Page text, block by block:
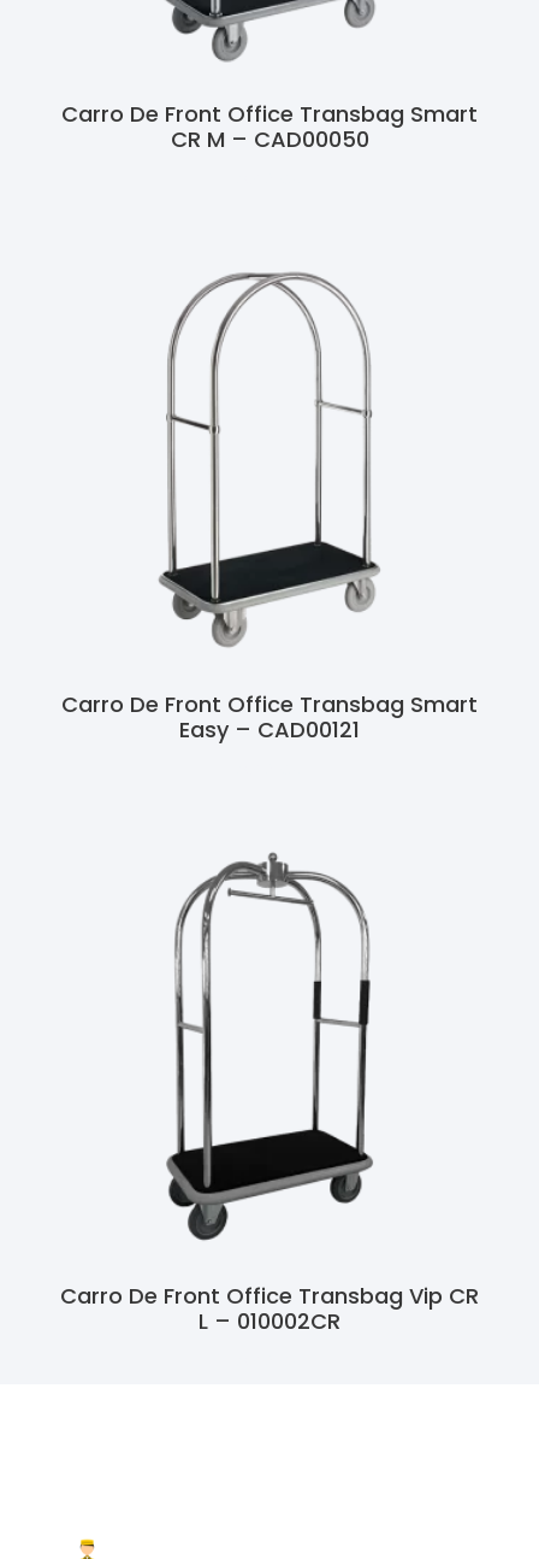
Carro De Front Office Transbag Smart
CR M – CAD00050
Carro De Front Office Transbag Smart
Easy – CAD00121
Carro De Front Office Transbag Vip CR
L – 010002CR